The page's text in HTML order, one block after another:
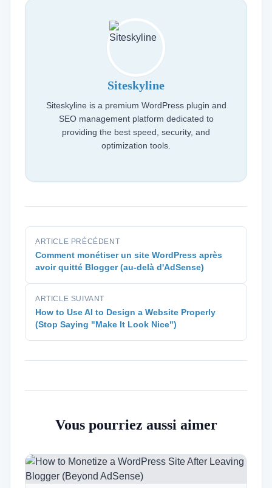
Siteskyline
Siteskyline is a premium WordPress plugin and
SEO management platform dedicated to
providing the best speed, security, and
optimization tools.
ARTICLE PRÉCÉDENT
Comment monétiser un site WordPress après
avoir quitté Blogger (au-delà d'AdSense)
ARTICLE SUIVANT
How to Use AI to Design a Website Properly
(Stop Saying "Make It Look Nice")
Vous pourriez aussi aimer